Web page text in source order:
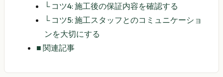
└ コツ4: 施工後の保証内容を確認する
└ コツ5: 施工スタッフとのコミュニケーショ
ンを大切にする
■ 関連記事